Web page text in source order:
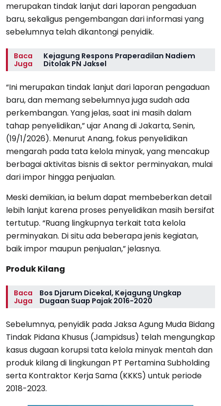
merupakan tindak lanjut dari laporan pengaduan
baru, sekaligus pengembangan dari informasi yang
sebelumnya telah dikantongi penyidik.
Baca
Juga
Kejagung Respons Praperadilan Nadiem
Ditolak PN Jaksel
“Ini merupakan tindak lanjut dari laporan pengaduan
baru, dan memang sebelumnya juga sudah ada
perkembangan. Yang jelas, saat ini masih dalam
tahap penyelidikan,” ujar Anang di Jakarta, Senin,
(19/1/2026). Menurut Anang, fokus penyelidikan
mengarah pada tata kelola minyak, yang mencakup
berbagai aktivitas bisnis di sektor perminyakan, mulai
dari impor hingga penjualan.
Meski demikian, ia belum dapat membeberkan detail
lebih lanjut karena proses penyelidikan masih bersifat
tertutup. “Ruang lingkupnya terkait tata kelola
perminyakan. Di situ ada beberapa jenis kegiatan,
baik impor maupun penjualan,” jelasnya.
Produk Kilang
Baca
Juga
Bos Djarum Dicekal, Kejagung Ungkap
Dugaan Suap Pajak 2016-2020
Sebelumnya, penyidik pada Jaksa Agung Muda Bidang
Tindak Pidana Khusus (Jampidsus) telah mengungkap
kasus dugaan korupsi tata kelola minyak mentah dan
produk kilang di lingkungan PT Pertamina Subholding
serta Kontraktor Kerja Sama (KKKS) untuk periode
2018-2023.